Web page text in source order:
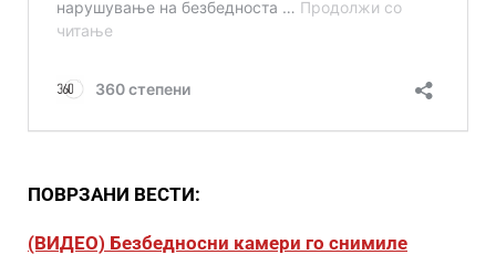
ПОВРЗАНИ ВЕСТИ:
(ВИДЕО) Безбедносни камери го снимиле